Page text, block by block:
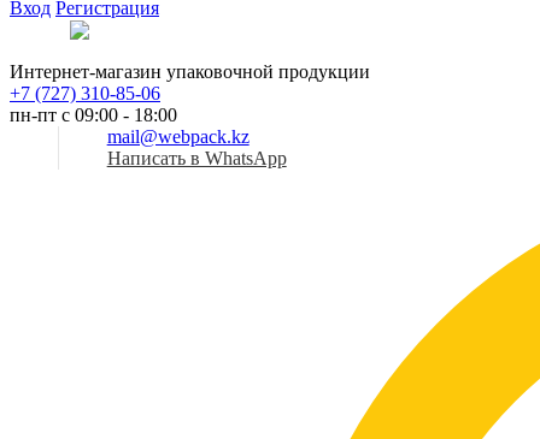
Вход Регистрация
Интернет-магазин упаковочной продукции
+7 (727) 310-85-06
пн-пт с 09:00 - 18:00
mail@webpack.kz
Написать в WhatsApp